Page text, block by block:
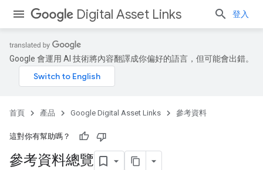
Digital Asset Links 登入
Google 會運用 AI 技術將內容翻譯成你偏好的語言，但可能會出錯。
首頁 產品 Google Digital Asset Links 參考資料
這對你有幫助嗎？
參考資料總覽